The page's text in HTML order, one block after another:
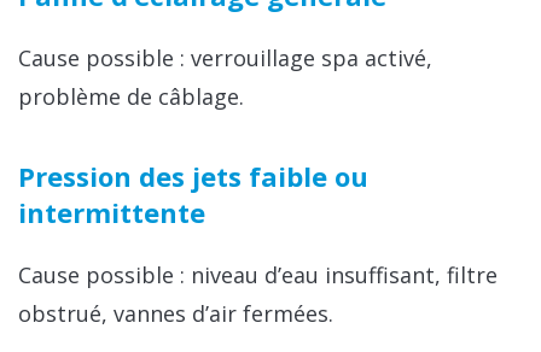
Cause possible : verrouillage spa activé,
problème de câblage.
Pression des jets faible ou
intermittente
Cause possible : niveau d’eau insuffisant, filtre
obstrué, vannes d’air fermées.